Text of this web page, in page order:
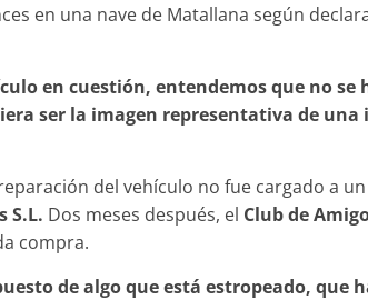
en una nave de Matallana según
en cuestión, entendemos que no
ser la imagen representativa de
del vehículo no fue cargado a
S.L. Dos meses después, el Club de
compra.
de algo que está estropeado,